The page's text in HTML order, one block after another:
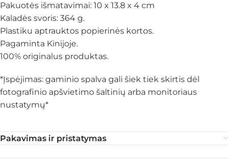
Pakuotės išmatavimai: 10 x 13.8 x 4 cm
Kaladės svoris: 364 g.
Plastiku aptrauktos popierinės kortos.
Pagaminta Kinijoje.
100% originalus produktas.
*Įspėjimas: gaminio spalva gali šiek tiek skirtis dėl
fotografinio apšvietimo šaltinių arba monitoriaus
nustatymų*
Pakavimas ir pristatymas